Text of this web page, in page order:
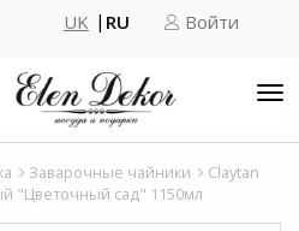
UK RU Войти
Заварочные чайники
Claytan
"Цветочный сад" 1150мл